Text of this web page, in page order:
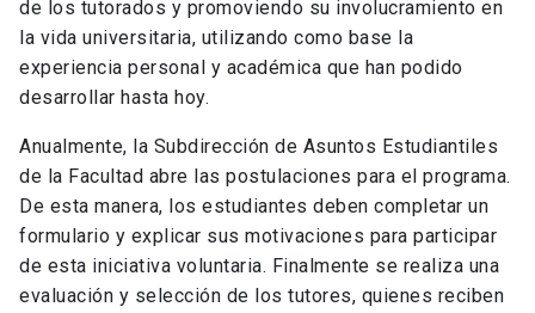
de los tutorados y promoviendo su involucramiento en
la vida universitaria, utilizando como base la
experiencia personal y académica que han podido
desarrollar hasta hoy.
Anualmente, la Subdirección de Asuntos Estudiantiles
de la Facultad abre las postulaciones para el programa.
De esta manera, los estudiantes deben completar un
formulario y explicar sus motivaciones para participar
de esta iniciativa voluntaria. Finalmente se realiza una
evaluación y selección de los tutores, quienes reciben